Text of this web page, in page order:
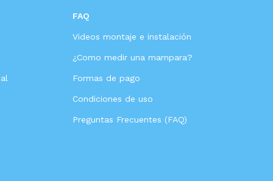
FAQ
Videos montaje e instalación
¿Como medir una mampara?
Formas de pago
Condiciones de uso
Preguntas Frecuentes (FAQ)